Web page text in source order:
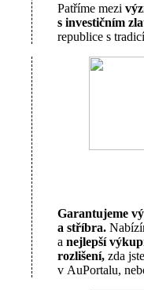
Patříme mezi
s investičním
republice s
Garantujeme
a stříbra.
a nejlepší
rozlišení, zda
v AuPortalu,